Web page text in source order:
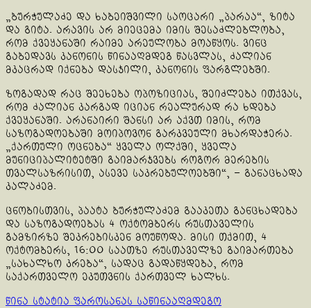
„ბურჭულაძე და ხაბეიშვილი საოცარი „პარაა“, ზიტა
და გიტა. არავის არ მიეცემა იმის შესაძლებლობა,
რომ ქვეყანაში რაიმე არეულობა მოაწყოს. ვინც
გაბედავს კანონის წინააღმდეგ წასვლას, ძალიან
მკაცრად იქნება დასჯილი, კანონის ფარგლებში.
ზოგადად რაც შეეხება ოპოზიციას, შეიძლება ითქვას,
რომ ძალიან კარგად იციან რეალურად რა ხდება
ქვეყანაში. არანაირი შანსი არ აქვთ იმის, რომ
საზოგადოებაში მოიპოვონ გარკვეული მხარდაჭერა.
„ქართული ოცნება“ ყველა ოლქში, ყველა
მუნიციპალიტეტში გაიმარჯვებს როგორ მერების
თვალსაზრისით, ასევე საკრებულოებში“, – განაცხადა
კალაძემ.
ცნობისთვის, პაატა ბურჭულაძემ გააკეთა განცხადება
და საზოგადოებას 4 ოქტომბერს რუსთაველის
გამზირზე შეკრებისკენ მოუწოდა. მისი თქმით, 4
ოქტომბერს, 16:00 საათზე რუსთაველზე გაიმართება
„სახალხო კრება“, სადაც გადაწყდება, რომ
საქართველო ეკუთვნის ქართველ ხალხს.
წინა სტატია ფაროსანას საწინააღმდეგო